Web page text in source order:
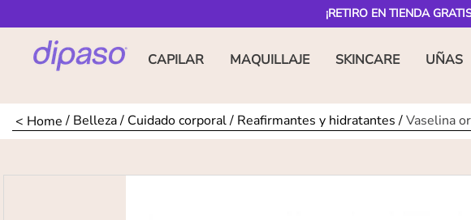
¡RETIRO EN TIENDA
CAPILAR MAQUILLAJE SKINCARE UÑAS
Belleza Cuidado corporal Reafirmantes y hidratantes Vaselina